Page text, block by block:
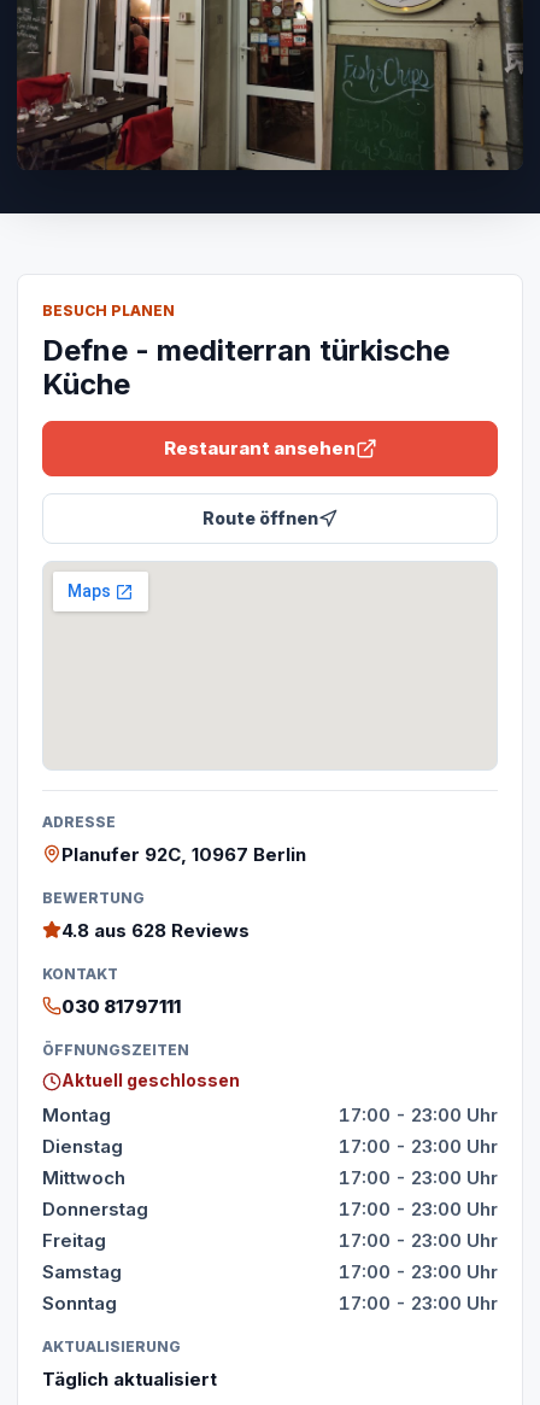
BESUCH PLANEN
Defne - mediterran türkische
Küche
Restaurant ansehen
Route öffnen
ADRESSE
Planufer 92C, 10967 Berlin
BEWERTUNG
4.8 aus 628 Reviews
KONTAKT
030 81797111
ÖFFNUNGSZEITEN
Aktuell geschlossen
Montag
17:00 - 23:00 Uhr
Dienstag
17:00 - 23:00 Uhr
Mittwoch
17:00 - 23:00 Uhr
Donnerstag
17:00 - 23:00 Uhr
Freitag
17:00 - 23:00 Uhr
Samstag
17:00 - 23:00 Uhr
Sonntag
17:00 - 23:00 Uhr
AKTUALISIERUNG
Täglich aktualisiert